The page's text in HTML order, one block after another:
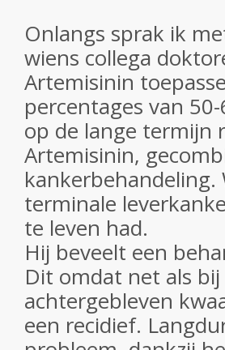
Onlangs sprak ik
wiens collega
Artemisinin
percentages van
op de lange termijn
Artemisinin,
terminale
te leven had.
Hij beveelt een
Dit omdat net als
achtergebleven
een recidief.